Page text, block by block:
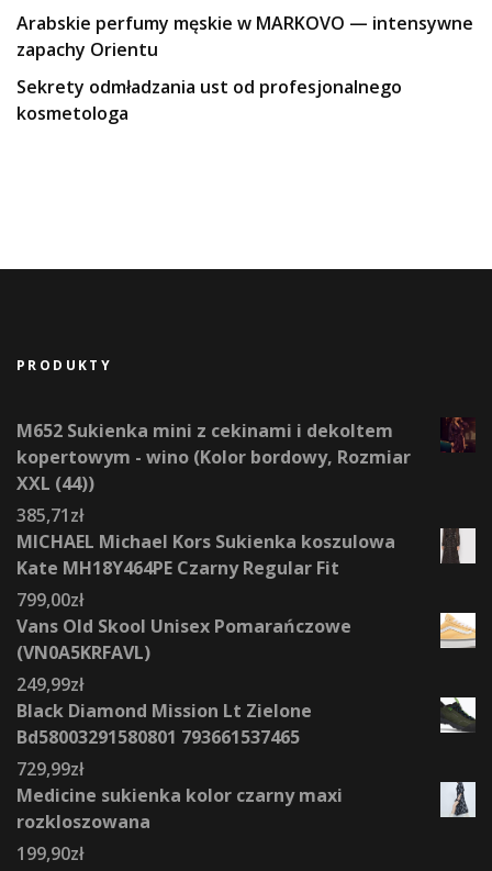
Arabskie perfumy męskie w MARKOVO — intensywne
zapachy Orientu
Sekrety odmładzania ust od profesjonalnego
kosmetologa
PRODUKTY
M652 Sukienka mini z cekinami i dekoltem
kopertowym - wino (Kolor bordowy, Rozmiar
XXL (44))
385,71zł
MICHAEL Michael Kors Sukienka koszulowa
Kate MH18Y464PE Czarny Regular Fit
799,00zł
Vans Old Skool Unisex Pomarańczowe
(VN0A5KRFAVL)
249,99zł
Black Diamond Mission Lt Zielone
Bd58003291580801 793661537465
729,99zł
Medicine sukienka kolor czarny maxi
rozkloszowana
199,90zł